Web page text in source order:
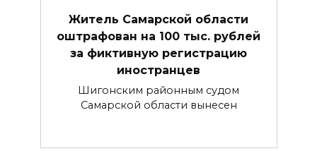
Житель Самарской области
оштрафован на 100 тыс. рублей
за фиктивную регистрацию
иностранцев
Шигонским районным судом
Самарской области вынесен